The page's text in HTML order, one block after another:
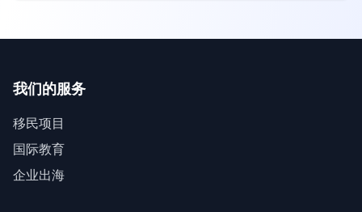
我们的服务
移民项目
国际教育
企业出海